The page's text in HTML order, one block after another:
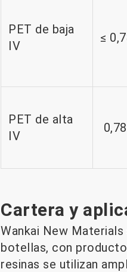
PET de baja
IV
≤
PET de alta
IV
0,78
Cartera y
Wankai New
botellas, con
resinas se utilizan